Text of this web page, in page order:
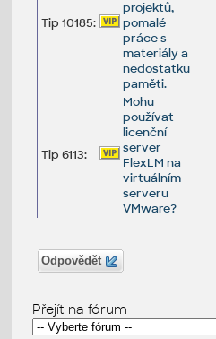
Tip 10185:
projektů,
pomalé
práce s
materiály a
nedostatku
paměti.
Tip 6113:
Mohu
používat
licenční
server
FlexLM na
virtuálním
serveru
VMware?
Odpovědět
Přejít na fórum